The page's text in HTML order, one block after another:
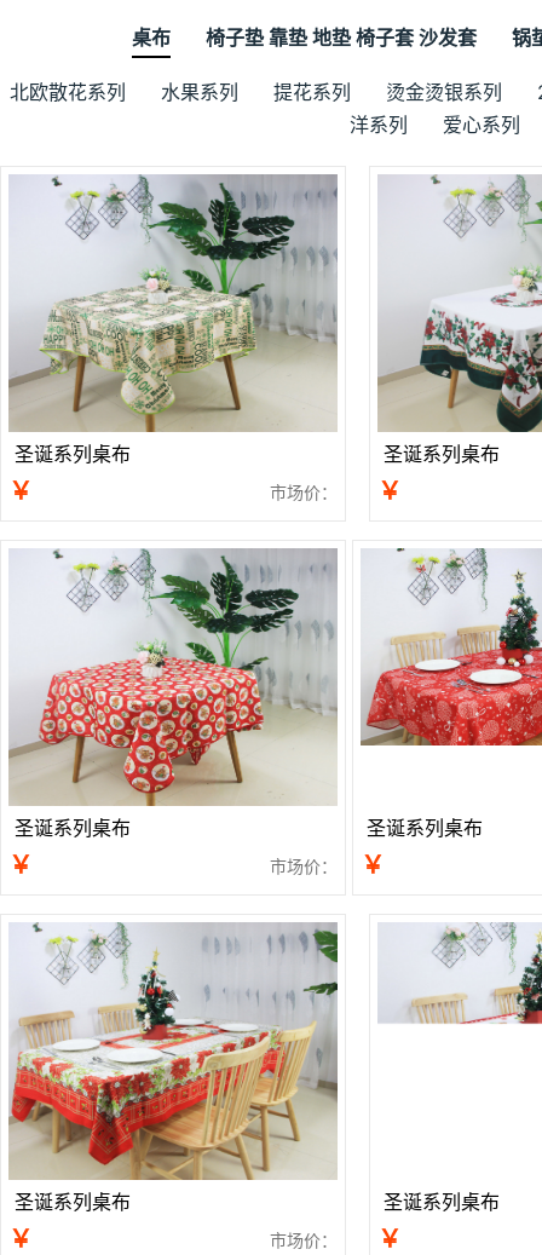
桌布 椅子垫 靠垫 地垫 椅子套 沙发套 锅
北欧散花系列 水果系列 提花系列 烫金烫银系列
洋系列
爱心系列
圣诞系列桌布
￥ 市场价：
圣诞系列桌布
￥
圣诞系列桌布
￥ 市场价：
圣诞系列桌布
￥
圣诞系列桌布
￥ 市场价：
圣诞系列桌布
￥